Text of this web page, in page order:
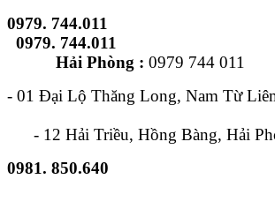
0979. 744.011
0979. 744.011
Hải Phòng : 0979 744 011
- 01 Đại Lộ Thăng Long, Nam
- 12 Hải Triều, Hồng Bàng, Hải
0981. 850.640